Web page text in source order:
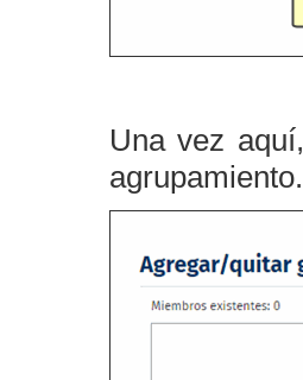
Una vez
agrupamiento.